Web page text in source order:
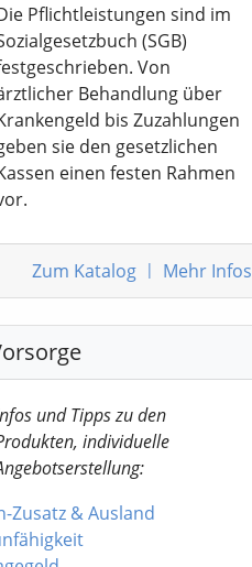
Pflichtleistungen sind im
(SGB)
Von
Behandlung über
bis Zuzahlungen
sie den gesetzlichen
einen festen Rahmen
Zum Katalog | Mehr Infos
und Tipps zu den
individuelle
Zusatz & Ausland